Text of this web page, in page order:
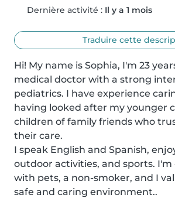
Dernière activité : Il y a 1 mois
Traduire cette
Hi! My name is Sophia, I'm 23
medical doctor with a strong
pediatrics. I have experience
having looked after my younger
children of family friends who
their care.
I speak English and Spanish,
outdoor activities, and sports.
with pets, a non-smoker, and I
safe and caring environment..